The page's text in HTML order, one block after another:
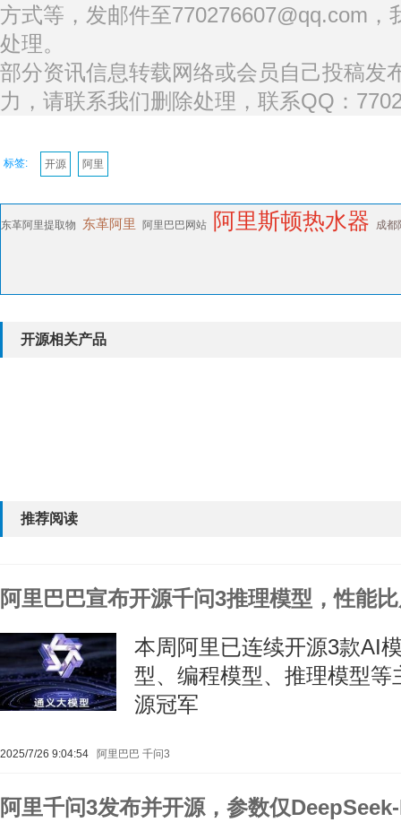
方式等，发邮件至770276607@qq.com，
处理。
部分资讯信息转载网络或会员自己投稿发
力，请联系我们删除处理，联系QQ：
标签: 开源 阿里
东革阿里提取物 东革阿里 阿里巴巴网站 阿里斯顿热水器 成都
开源相关产品
推荐阅读
阿里巴巴宣布开源千问3推理模型，性能
本周阿里已连续开源3款AI
型、编程模型、推理模型
源冠军
2025/7/26 9:04:54 阿里巴巴 千问3
阿里千问3发布并开源，参数仅